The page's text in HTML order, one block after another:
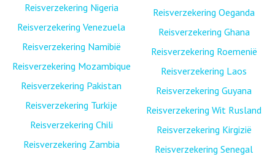
Reisverzekering Nigeria
Reisverzekering Venezuela
Reisverzekering Namibië
Reisverzekering Mozambique
Reisverzekering Pakistan
Reisverzekering Turkije
Reisverzekering Chili
Reisverzekering Zambia
Reisverzekering Oeganda
Reisverzekering Ghana
Reisverzekering Roemenië
Reisverzekering Laos
Reisverzekering Guyana
Reisverzekering Wit Rusland
Reisverzekering Kirgizië
Reisverzekering Senegal